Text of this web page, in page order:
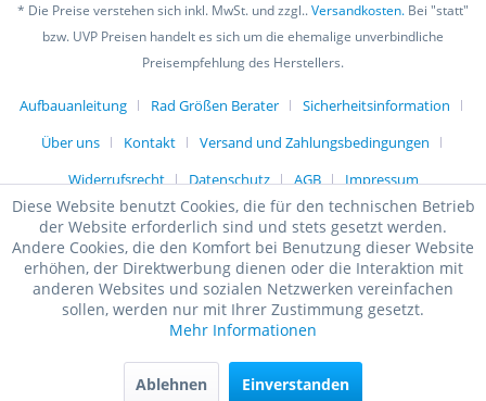
* Die Preise verstehen sich inkl. MwSt. und zzgl..Versandkosten. Bei "statt"
bzw. UVP Preisen handelt es sich um die ehemalige unverbindliche
Preisempfehlung des Herstellers.
Aufbauanleitung Rad Größen Berater
Sicherheitsinformation
Über uns
Kontakt
Versand und Zahlungsbedingungen
Widerrufsrecht
Datenschutz AGB Impressum
Diese Website benutzt Cookies, die für den technischen Betrieb
der Website erforderlich sind und stets gesetzt werden.
Andere Cookies, die den Komfort bei Benutzung dieser Website
erhöhen, der Direktwerbung dienen oder die Interaktion mit
anderen Websites und sozialen Netzwerken vereinfachen
sollen, werden nur mit Ihrer Zustimmung gesetzt.
Mehr Informationen
Ablehnen Einverstanden